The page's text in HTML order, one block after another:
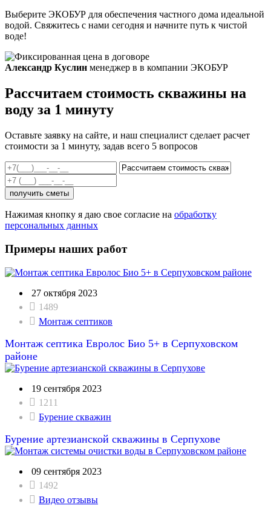
Выберите ЭКОБУР для обеспечения частного дома идеальной
водой. Свяжитесь с нами сегодня и начните путь к чистой
воде!
Александр Куслин менеджер в в компании ЭКОБУР
Рассчитаем стоимость скважины на
воду за 1 минуту
Оставьте заявку на сайте, и наш специалист сделает расчет
стоимости за 1 минуту, задав всего 5 вопросов
получить сметы
Нажимая кнопку я даю свое согласие на обработку
персональных данных
Примеры наших работ
27 октября 2023
1489
Монтаж септиков
Монтаж септика Евролос Био 5+ в Серпуховском
районе
19 сентября 2023
1211
Бурение скважин
Бурение артезианской скважины в Серпухове
09 сентября 2023
1492
Видео отзывы